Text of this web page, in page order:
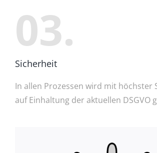
03.
Sicherheit
In allen Prozessen wird mit höchster
auf Einhaltung der aktuellen DSGVO